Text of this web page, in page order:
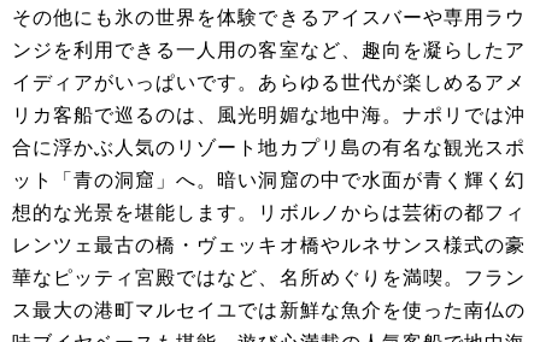
その他にも氷の世界を体験できるアイスバーや専用ラウ
ンジを利用できる一人用の客室など、趣向を凝らしたア
イディアがいっぱいです。あらゆる世代が楽しめるアメ
リカ客船で巡るのは、風光明媚な地中海。ナポリでは沖
合に浮かぶ人気のリゾート地カプリ島の有名な観光スポ
ット「青の洞窟」へ。暗い洞窟の中で水面が青く輝く幻
想的な光景を堪能します。リボルノからは芸術の都フィ
レンツェ最古の橋・ヴェッキオ橋やルネサンス様式の豪
華なピッティ宮殿ではなど、名所めぐりを満喫。フラン
ス最大の港町マルセイユでは新鮮な魚介を使った南仏の